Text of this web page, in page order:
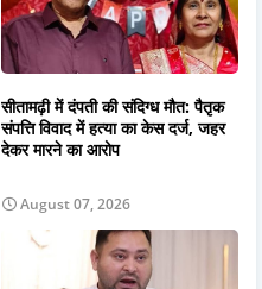
सीतामढ़ी में दंपती की संदिग्ध मौत: पैतृक
संपत्ति विवाद में हत्या का केस दर्ज, जहर
देकर मारने का आरोप
August 07, 2026